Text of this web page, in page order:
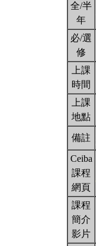
全/半
年
必/選
修
上課
時間
上課
地點
備註
Ceiba
課程
網頁
課程
簡介
影片